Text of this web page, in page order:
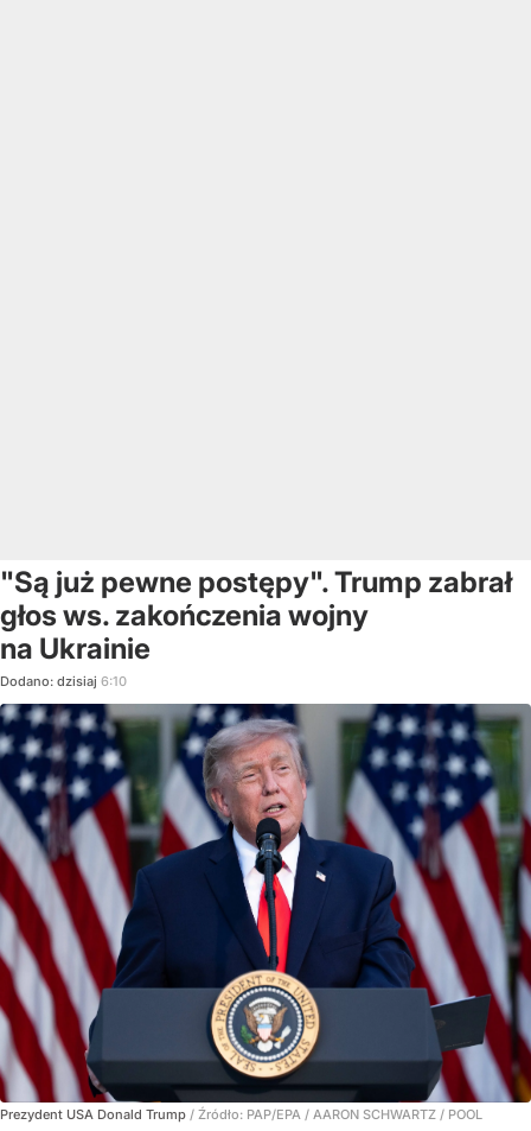
"Są już pewne postępy". Trump zabrał
głos ws. zakończenia wojny
na Ukrainie
Dodano: dzisiaj 6:10
Prezydent USA Donald Trump / Źródło: PAP/EPA / AARON SCHWARTZ / POOL